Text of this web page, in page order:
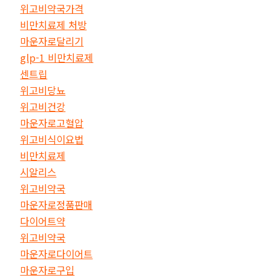
위고비약국가격
비만치료제 처방
마운자로달리기
glp-1 비만치료제
센트립
위고비당뇨
위고비건강
마운자로고혈압
위고비식이요법
비만치료제
시알리스
위고비약국
마운자로정품판매
다이어트약
위고비약국
마운자로다이어트
마운자로구입